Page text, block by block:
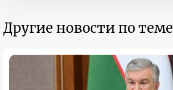
Другие новости по теме